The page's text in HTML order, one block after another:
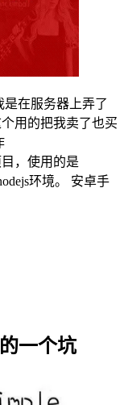
在服务器上弄了
用的把我卖了也买
目，使用的是
环境。 安卓手
一个坑